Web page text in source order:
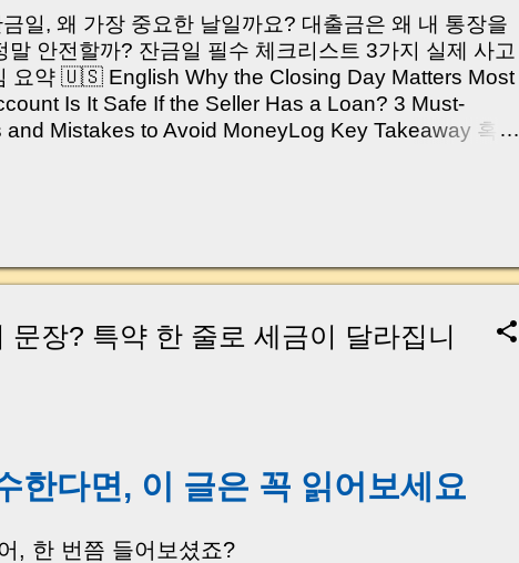
일, 왜 가장 중요한 날일까요? 대출금은 왜 내 통장을
안전할까? 잔금일 필수 체크리스트 3가지 실제 사고
요약 🇺🇸 English Why the Closing Day Matters Most
Is It Safe If the Seller Has a Loan? 3 Must-
Mistakes to Avoid MoneyLog Key Takeaway 혹시
간 입니다. 실제로 제가 중개 현장에서 겪었던 일입니
하십니다. “내 대출인데 왜 내 통장으로 안 들어오죠?”
이 모든 불안, 사실은 ‘구조’를 몰라서 생기는 걱정입
쉽게 풀어드리겠습니다. 이 글 하나만 제대로 이해
“내 집을 완성하는 마지막 퍼즐” 이 될 수 있습니다. |
장? 특약 한 줄로 세금이 달라집니
한다면, 이 글은 꼭 읽어보세요
, 한 번쯤 들어보셨죠?